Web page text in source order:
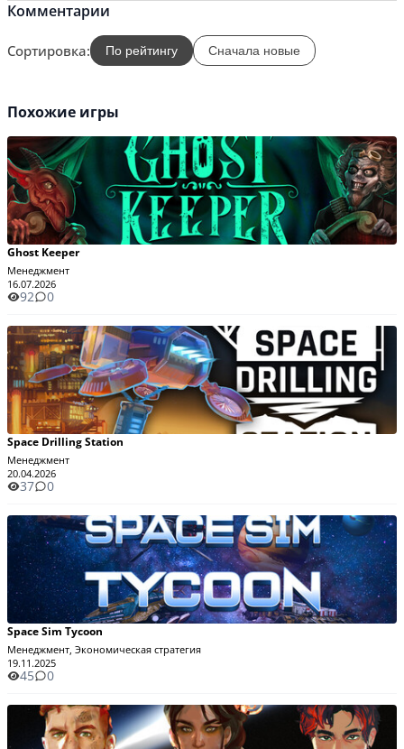
Комментарии
Сортировка: По рейтингу Сначала новые
Похожие игры
Ghost Keeper
Менеджмент
16.07.2026
92 0
Space Drilling Station
Менеджмент
20.04.2026
37 0
Space Sim Tycoon
Менеджмент, Экономическая стратегия
19.11.2025
45 0